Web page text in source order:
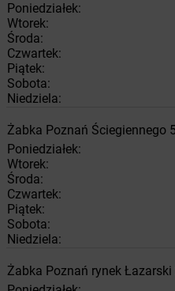
Poniedziałek:
Wtorek:
Środa:
Czwartek:
Piątek:
Sobota:
Niedziela:
Żabka Poznań Ściegiennego
Poniedziałek:
Wtorek:
Środa:
Czwartek:
Piątek:
Sobota:
Niedziela:
Żabka Poznań rynek Łazarski